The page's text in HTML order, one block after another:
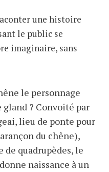
une histoire
le public se
imaginaire, sans
le personnage
? Convoité par
lieu de ponte pour
du chêne),
de quadrupèdes, le
naissance à un